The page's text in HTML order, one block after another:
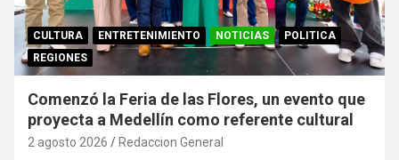
CULTURA ENTRETENIMIENTO NOTICIAS
POLITICA
REGIONES
Comenzó la Feria de las Flores, un evento que
proyecta a Medellín como referente cultural
2 agosto 2026 Redaccion General